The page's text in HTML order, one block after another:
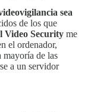
sea
de los que
Video Security me
el ordenador,
mayoría de las
a un servidor